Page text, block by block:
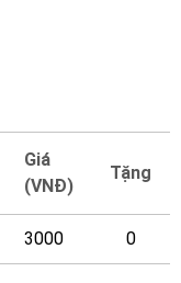
Giá
(VNĐ)
Tặng
3000 0